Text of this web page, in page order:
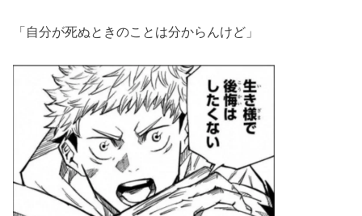
「自分が死ぬときのことは分からんけど」